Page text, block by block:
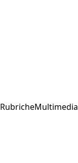
RubricheMultimedia